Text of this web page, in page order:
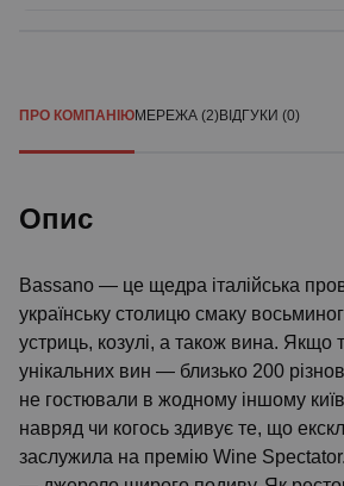
ПРО КОМПАНІЮМЕРЕЖА (2)ВІДГУКИ (0)
Опис
Bassano — це щедра італійська
українську столицю смаку
устриць, козулі, а також вина. Якщо
унікальних вин — близько 200
не гостювали в жодному іншому
навряд чи когось здивує те, що
заслужила на премію Wine